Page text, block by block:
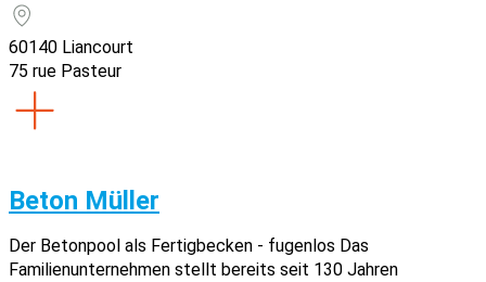
60140 Liancourt
75 rue Pasteur
Beton Müller
Der Betonpool als Fertigbecken - fugenlos Das
Familienunternehmen stellt bereits seit 130 Jahren